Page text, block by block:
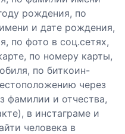
рождения, по
и дате рождения,
по фото в соц.сетях,
по номеру карты,
по биткоин-
через
фамилии и отчества,
в инстаграме и
человека в